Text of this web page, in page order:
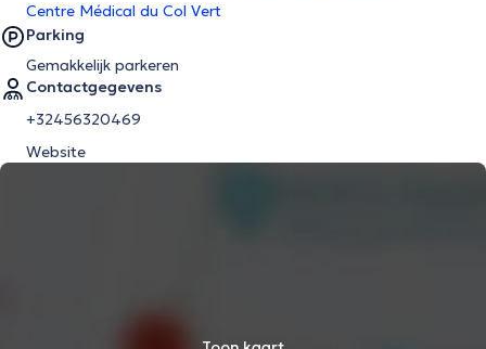
Centre Médical du Col Vert
Parking
Gemakkelijk parkeren
Contactgegevens
+32456320469
Website